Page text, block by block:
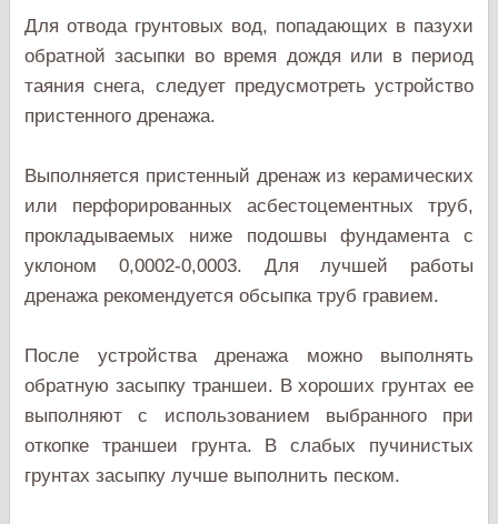
Для отвода грунтовых вод, попадающих в пазухи
обратной засыпки во время дождя или в период
таяния снега, следует предусмотреть устройство
пристенного дренажа.
Выполняется пристенный дренаж из керамических
или перфорированных асбестоцементных труб,
прокладываемых ниже подошвы фундамента с
уклоном 0,0002-0,0003. Для лучшей работы
дренажа рекомендуется обсыпка труб гравием.
После устройства дренажа можно выполнять
обратную засыпку траншеи. В хороших грунтах ее
выполняют с использованием выбранного при
откопке траншеи грунта. В слабых пучинистых
грунтах засыпку лучше выполнить песком.